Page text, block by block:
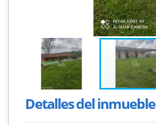
Detalles del inmueble